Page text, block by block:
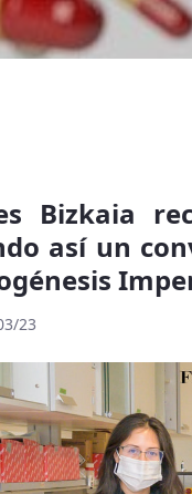
Bizkaia
así un
23